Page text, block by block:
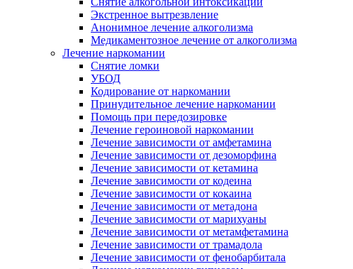
Экстренное вытрезвление
Анонимное лечение алкоголизма
Медикаментозное лечение от алкоголизма
Лечение наркомании
Снятие ломки
УБОД
Кодирование от наркомании
Принудительное лечение наркомании
Помощь при передозировке
Лечение героиновой наркомании
Лечение зависимости от амфетамина
Лечение зависимости от дезоморфина
Лечение зависимости от кетамина
Лечение зависимости от кодеина
Лечение зависимости от кокаина
Лечение зависимости от метадона
Лечение зависимости от марихуаны
Лечение зависимости от метамфетамина
Лечение зависимости от трамадола
Лечение зависимости от фенобарбитала